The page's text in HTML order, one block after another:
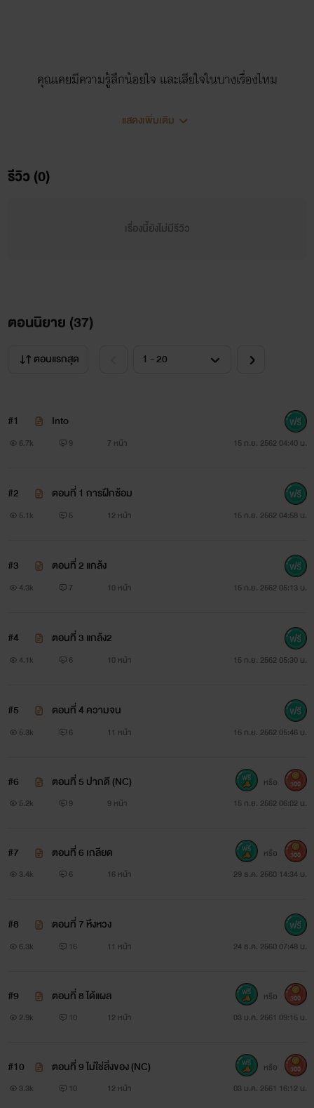
คุณเคยมีความรู้สึกน้อยใจ และเสียใจในบางเรื่องไหม
ผมคือผู้ชายคนหนึ่งที่ มีความรู้สึกแบบนั้น ผมไม่ได้อ่อนแอ
เพียงแต่ฐานะของผมหน้าตาของผม อาจจะแตกต่างจากคนอื่น
ลูกครึ่งเยอรมัน-ไทย หนุ่มหล่อคม หุ่นแซ่บ ลีลาก็เด็ด ไม่แพ้กัน
ลูกชาย : นักธุรกิจอสังหาริมทรัพย์ชื่อดัง
นิสัย : เจ้าชู้ แต่รักใครแล้วจะหึง และหวงมาก เอาแต่ใจ ปากร้าย
แสดงเพิ่มเติม
รีวิว (0)
เรื่องนี้ยังไม่มีรีวิว
ตอนนิยาย (37)
ตอนแรกสุด
#1 Into
6.7k 9 7 หน้า 15 ก.ย. 2562 04:40 น.
#2 ตอนที่ 1 การฝึกซ้อม
5.1k 5 12 หน้า 15 ก.ย. 2562 04:58 น.
#3 ตอนที่ 2 แกล้ง
4.3k 7 10 หน้า 15 ก.ย. 2562 05:13 น.
#4 ตอนที่ 3 แกล้ง2
4.1k 6 10 หน้า 15 ก.ย. 2562 05:30 น.
#5 ตอนที่ 4 ความจน
5.3k 6 11 หน้า 15 ก.ย. 2562 05:46 น.
#6 ตอนที่ 5 ปากดี (NC)
5.2k 9 9 หน้า 15 ก.ย. 2562 06:02 น.
หรือ 300
#7 ตอนที่ 6 เกลียด
3.4k 6 16 หน้า 29 ธ.ค. 2560 14:34 น.
หรือ 300
#8 ตอนที่ 7 หึงหวง
6.3k 16 11 หน้า 24 ธ.ค. 2560 07:48 น.
#9 ตอนที่ 8 ได้แผล
2.9k 10 12 หน้า 03 ม.ค. 2561 09:15 น.
หรือ 300
#10 ตอนที่ 9 ไม่ใช่สิ่งของ (NC)
3.3k 10 12 หน้า 03 ม.ค. 2561 16:12 น.
หรือ 300